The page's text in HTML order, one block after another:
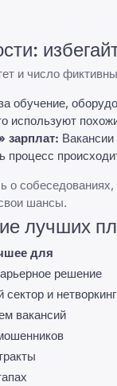
и число
обучение,
используют
зарплат:
процесс
шансы.
лучших
для
решение
и нетворкинг
вакансий